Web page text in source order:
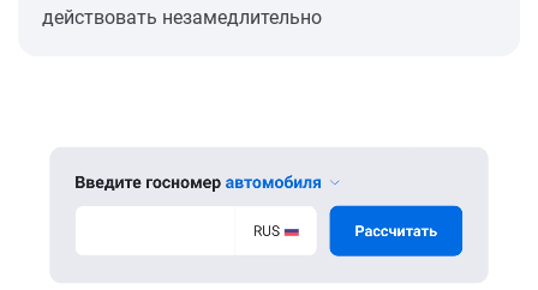
действовать незамедлительно